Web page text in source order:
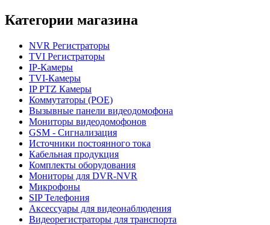
Категории магазина
NVR Регистраторы
TVI Регистраторы
IP-Камеры
TVI-Камеры
IP PTZ Камеры
Коммутаторы (POE)
Вызывные панели видеодомофона
Мониторы видеодомофонов
GSM - Сигнализация
Источники постоянного тока
Кабельная продукция
Комплекты оборудования
Мониторы для DVR-NVR
Микрофоны
SIP Телефония
Аксессуары для видеонаблюдения
Видеорегистраторы для транспорта